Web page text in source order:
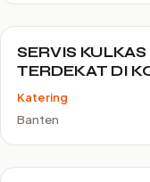
SERVIS
TERDEKAT DI
Katering
Banten